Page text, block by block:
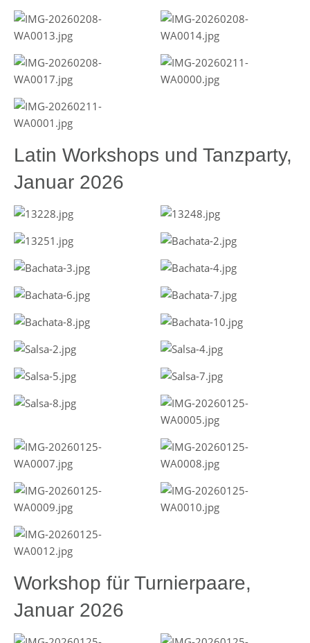
Latin Workshops und Tanzparty,
Januar 2026
Workshop für Turnierpaare,
Januar 2026